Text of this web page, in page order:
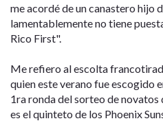
me acordé de un canastero hijo
lamentablemente no tiene
Rico First".
Me refiero al escolta
quien este verano fue escogido
1ra ronda del sorteo de novatos
es el quinteto de los Phoenix